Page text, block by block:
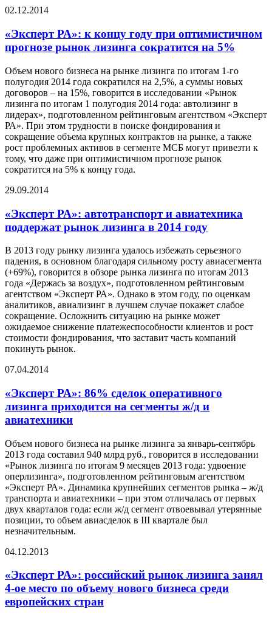
02.12.2014
«Эксперт РА»: к концу году при оптимистичном
прогнозе рынок лизинга сократится на 5%
Объем нового бизнеса на рынке лизинга по итогам 1-го
полугодия 2014 года сократился на 2,5%, а суммы новых
договоров – на 15%, говорится в исследовании «Рынок
лизинга по итогам 1 полугодия 2014 года: автолизинг в
лидерах», подготовленном рейтинговым агентством «Эксперт
РА». При этом трудности в поиске фондирования и
сокращение объема крупных контрактов на рынке, а также
рост проблемных активов в сегменте МСБ могут привезти к
тому, что даже при оптимистичном прогнозе рынок
сократится на 5% к концу года.
29.09.2014
«Эксперт РА»: автотранспорт и авиатехника
поддержат рынок лизинга в 2014 году
В 2013 году рынку лизинга удалось избежать серьезного
падения, в основном благодаря сильному росту авиасегмента
(+69%), говорится в обзоре рынка лизинга по итогам 2013
года «Держась за воздух», подготовленном рейтинговым
агентством «Эксперт РА». Однако в этом году, по оценкам
аналитиков, авиализинг в лучшем случае покажет слабое
сокращение. Осложнить ситуацию на рынке может
ожидаемое снижение платежеспособности клиентов и рост
стоимости фондирования, что заставит часть компаний
покинуть рынок.
07.04.2014
«Эксперт РА»: 86% сделок оперативного
лизинга приходится на сегменты ж/д и
авиатехники
Объем нового бизнеса на рынке лизинга за январь-сентябрь
2013 года составил 940 млрд руб., говорится в исследовании
«Рынок лизинга по итогам 9 месяцев 2013 года: удвоение
оперлизинга», подготовленном рейтинговым агентством
«Эксперт РА». Динамика крупнейших сегментов рынка – ж/д
транспорта и авиатехники – при этом отличалась от первых
двух кварталов года: если ж/д сегмент отвоевывал утерянные
позиции, то объем авиасделок в III квартале был
незначительным.
04.12.2013
«Эксперт РА»: российский рынок лизинга занял
4-ое место по объему нового бизнеса среди
европейских стран